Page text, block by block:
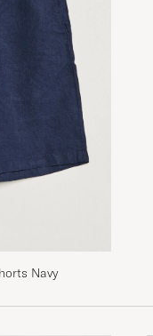
Navy